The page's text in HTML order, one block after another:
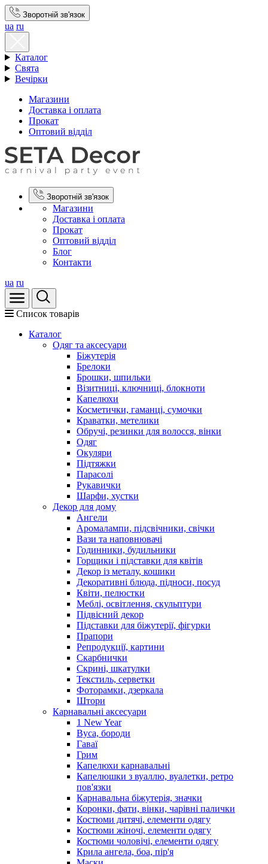
Зворотній зв'язок
ua ru
Каталог
Свята
Вечірки
Магазини
Доставка і оплата
Прокат
Оптовий відділ
Зворотній зв'язок
Магазини
Доставка і оплата
Прокат
Оптовий відділ
Блог
Контакти
ua ru
Список товарів
Каталог
Oдяг та аксесуари
Біжутерія
Брелоки
Брошки, шпильки
Візитниці, ключниці, блокноти
Капелюхи
Косметички, гаманці, сумочки
Краватки, метелики
Обручі, резинки для волосся, вінки
Одяг
Окуляри
Підтяжки
Парасолі
Рукавички
Шарфи, хустки
Декор для дому
Ангели
Аромалампи, підсвічники, свічки
Вази та наповнювачі
Годинники, будильники
Горщики і підставки для квітів
Декор із металу, кошики
Декоративні блюда, підноси, посуд
Квіти, пелюстки
Меблі, освітлення, скульптури
Підвісний декор
Підставки для біжутерії, фігурки
Прапори
Репродукції, картини
Скарбнички
Скрині, шкатулки
Текстиль, серветки
Фоторамки, дзеркала
Штори
Карнавальні аксесуари
1 New Year
Вуса, бороди
Гаваї
Грим
Капелюхи карнавальні
Капелюшки з вуаллю, вуалетки, ретро
пов'язки
Карнавальна біжутерія, значки
Коронки, фати, вінки, чарівні палички
Костюми дитячі, елементи одягу
Костюми жіночі, елементи одягу
Костюми чоловічі, елементи одягу
Крила ангела, боа, пір'я